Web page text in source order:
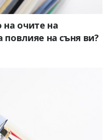
очите на
на съня ви?